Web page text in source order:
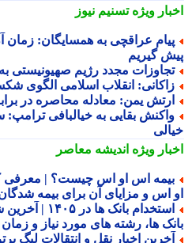
ویژهتسنیم نیوز
عراقچی به همسایگان: زمان آن
گیریم
مجدد رژیم صهیونیستی به
انقلاب اسلامی الگوی
یمن: معادله محاصره در برابر
بقایی به خیالبافی ترامپ:
ویژهاندیشه معاصر
اس و مزایای آن برای بیمه شدگان
استخدام بانک ها
ها، رشته های مورد نیاز و زمان